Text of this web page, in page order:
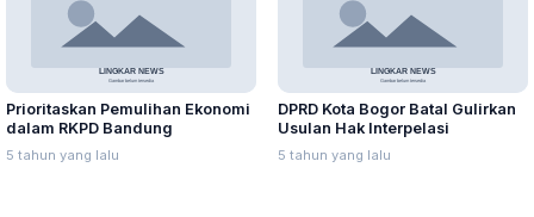
Prioritaskan Pemulihan Ekonomi
dalam RKPD Bandung
5 tahun yang lalu
DPRD Kota Bogor Batal Gulirkan
Usulan Hak Interpelasi
5 tahun yang lalu